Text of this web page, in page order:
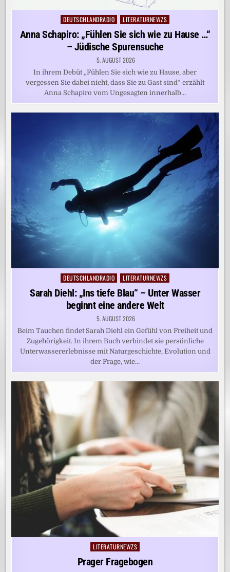
Posted
DEUTSCHLANDRADIO LITERATURNEWZS
Anna Schapiro: „Fühlen Sie sich wie zu Hause …“
– Jüdische Spurensuche
5. AUGUST 2026
In ihrem Debüt „Fühlen Sie sich wie zu Hause, aber
vergessen Sie dabei nicht, dass Sie zu Gast sind“ erzählt
Anna Schapiro vom Ungesagten innerhalb…
Posted
in
DEUTSCHLANDRADIO LITERATURNEWZS
Sarah Diehl: „Ins tiefe Blau“ – Unter Wasser
beginnt eine andere Welt
5. AUGUST 2026
Beim Tauchen findet Sarah Diehl ein Gefühl von Freiheit und
Zugehörigkeit. In ihrem Buch verbindet sie persönliche
Unterwassererlebnisse mit Naturgeschichte, Evolution und
der Frage, wie…
Posted
LITERATURNEWZS
Prager Fragebogen